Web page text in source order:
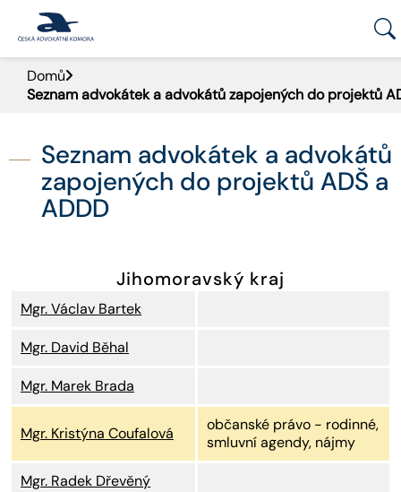
PORTÁL ČAK
DOKUMENTY A FORMULÁŘE
ADVOKÁTNÍ DENÍK
KONTAKT
Domů
Seznam advokátek a advokátů zapojených do projektů
Seznam advokátek a advokátů
zapojených do projektů ADŠ a
ADDD
Jihomoravský kraj
Mgr. Václav Bartek
Mgr. David Běhal
Mgr. Marek Brada
Mgr. Kristýna Coufalová
občanské právo - rodinné,
smluvní agendy, nájmy
Mgr. Radek Dřevěný